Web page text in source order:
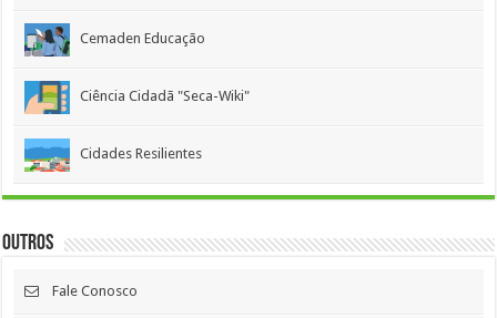
Cemaden Educação
Ciência Cidadã "Seca-Wiki"
Cidades Resilientes
Outros
Fale Conosco